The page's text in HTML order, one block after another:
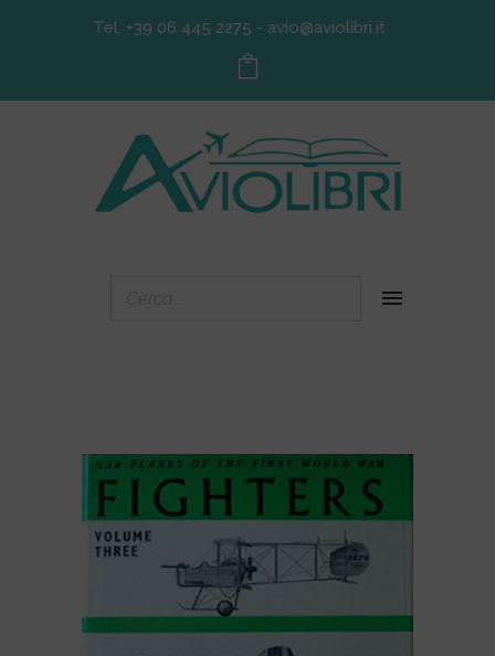
Tel. +39 06 445 2275 - avio@aviolibri.it